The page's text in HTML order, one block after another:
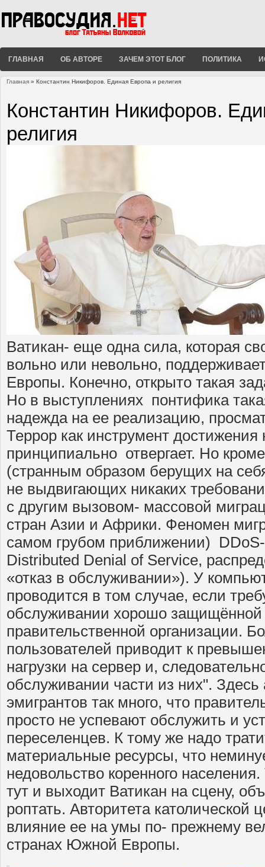
ГЛАВНАЯ ОБ АВТОРЕ ЗАЧЕМ ЭТОТ БЛОГ ПОЛИТИКА
Главная » Константин Никифоров. Единая Европа и религия
Константин Никифоров.
религия
Ватикан- еще одна сила, которая
вольно или невольно,
Европы. Конечно, открыто такая
Но в выступлениях понтифика
надежда на ее реализацию,
Террор как инструмент достижения
принципиально отвергает. Но
(странным образом берущих на
не выдвигающих никаких
с другим вызовом- массовой
стран Азии и Африки. Феномен
самом грубом приближении) DDoS-
Distributed Denial of Service,
«отказ в обслуживании»). У
проводится в том случае, если
обслуживании хорошо защищённой
правительственной организации.
пользователей приводит к
нагрузки на сервер и,
обслуживании части из них". Здесь
эмигрантов так много, что
просто не успевают обслужить и
переселенцев. К тому же надо
материальные ресурсы, что
недовольство коренного
тут и выходит Ватикан на сцену,
роптать. Авторитета католической
влияние ее на умы по- прежнему
странах Южной Европы.